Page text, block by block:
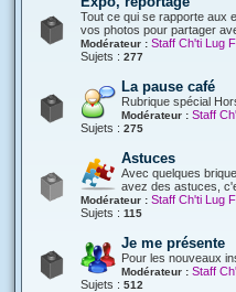
Tout ce qui se rapporte aux
vos photos pour partager
Modérateur : Staff Ch'ti Lug
Sujets : 277
La pause café
Rubrique spécial
Modérateur : Staff
Sujets : 275
Astuces
Avec quelques
avez des astuces,
Modérateur : Staff Ch'ti Lug
Sujets : 115
Je me présente
Pour les nouveaux
Modérateur : Staff
Sujets : 512